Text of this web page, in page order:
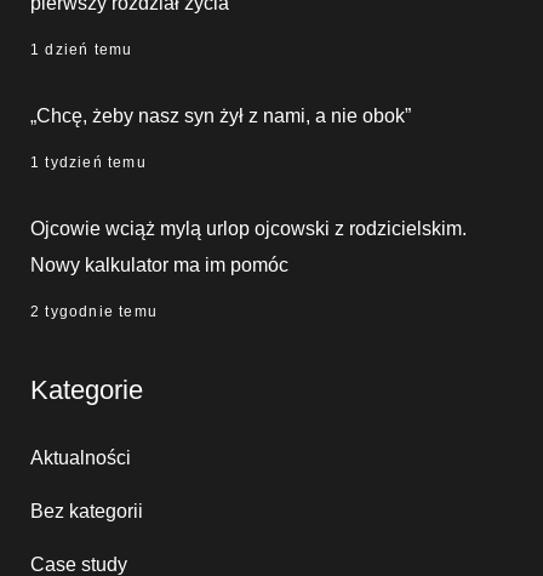
1 dzień temu
„Chcę, żeby nasz syn żył z nami, a nie obok”
1 tydzień temu
Ojcowie wciąż mylą urlop ojcowski z rodzicielskim.
Nowy kalkulator ma im pomóc
2 tygodnie temu
Kategorie
Aktualności
Bez kategorii
Case study